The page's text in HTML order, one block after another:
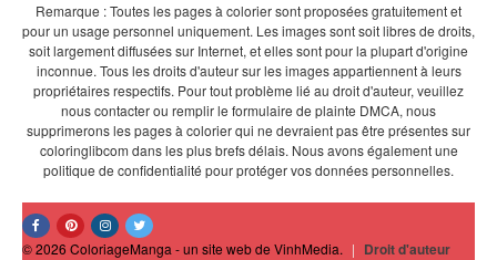
Remarque : Toutes les pages à colorier sont proposées gratuitement et
pour un usage personnel uniquement. Les images sont soit libres de droits,
soit largement diffusées sur Internet, et elles sont pour la plupart d'origine
inconnue. Tous les droits d'auteur sur les images appartiennent à leurs
propriétaires respectifs. Pour tout problème lié au droit d'auteur, veuillez
nous contacter ou remplir le formulaire de plainte DMCA, nous
supprimerons les pages à colorier qui ne devraient pas être présentes sur
coloringlibcom dans les plus brefs délais. Nous avons également une
politique de confidentialité pour protéger vos données personnelles.
© 2026 ColoriageManga - un site web de VinhMedia. | Droit d'auteur